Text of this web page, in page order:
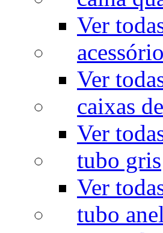
Ver
Ver
caixas
Ver
tubo gris
Ver
tubo